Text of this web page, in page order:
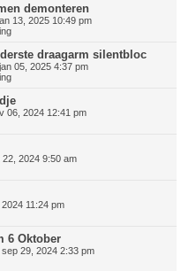
demonteren
13, 2025 10:49 pm
draagarm silentbloc
05, 2025 4:37 pm
06, 2024 12:41 pm
22, 2024 9:50 am
11:24 pm
6 Oktober
29, 2024 2:33 pm